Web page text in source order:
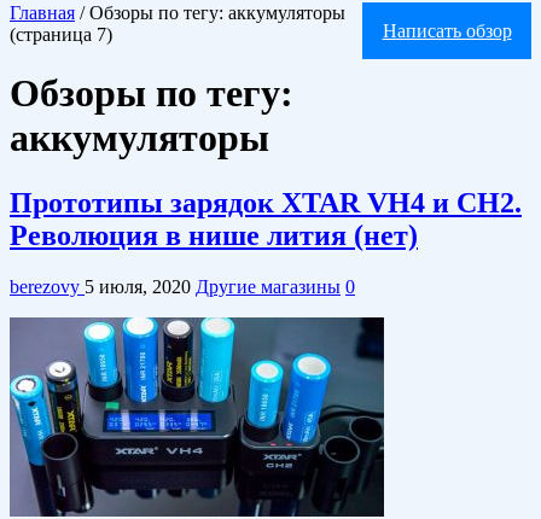
Написать обзор
Главная / Обзоры по тегу: аккумуляторы
(страница 7)
Обзоры по тегу:
аккумуляторы
Прототипы зарядок XTAR VH4 и CH2.
Революция в нише лития (нет)
berezovy 5 июля, 2020 Другие магазины 0